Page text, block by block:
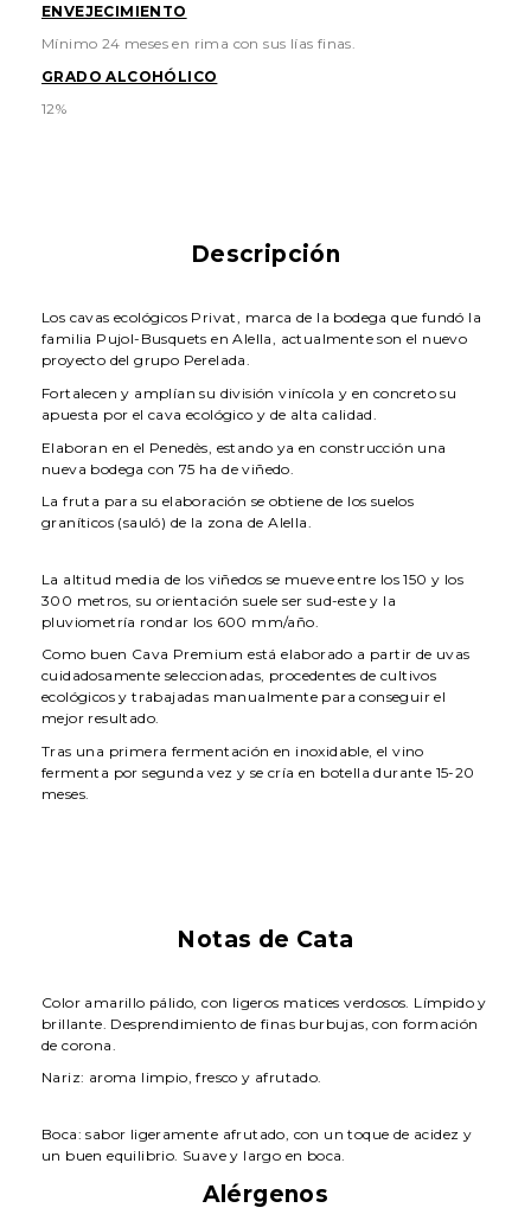
ENVEJECIMIENTO
Mínimo 24 meses en rima con sus lías finas.
GRADO ALCOHÓLICO
12%
Descripción
Los cavas ecológicos Privat, marca de la bodega que fundó la
familia Pujol-Busquets en Alella, actualmente son el nuevo
proyecto del grupo Perelada.
Fortalecen y amplían su división vinícola y en concreto su
apuesta por el cava ecológico y de alta calidad.
Elaboran en el Penedès, estando ya en construcción una
nueva bodega con 75 ha de viñedo.
La fruta para su elaboración se obtiene de los suelos
graníticos (sauló) de la zona de Alella.
La altitud media de los viñedos se mueve entre los 150 y los
300 metros, su orientación suele ser sud-este y la
pluviometría rondar los 600 mm/año.
Como buen Cava Premium está elaborado a partir de uvas
cuidadosamente seleccionadas, procedentes de cultivos
ecológicos y trabajadas manualmente para conseguir el
mejor resultado.
Tras una primera fermentación en inoxidable, el vino
fermenta por segunda vez y se cría en botella durante 15-20
meses.
Notas de Cata
Color amarillo pálido, con ligeros matices verdosos. Límpido y
brillante. Desprendimiento de finas burbujas, con formación
de corona.
Nariz: aroma limpio, fresco y afrutado.
Boca: sabor ligeramente afrutado, con un toque de acidez y
un buen equilibrio. Suave y largo en boca.
Alérgenos